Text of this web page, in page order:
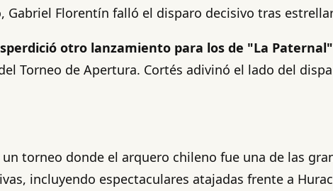
Florentín falló el disparo decisivo tras
otro lanzamiento para los de "La Paternal"
Torneo de Apertura. Cortés adivinó el lado del
torneo donde el arquero chileno fue una de las
incluyendo espectaculares atajadas frente a